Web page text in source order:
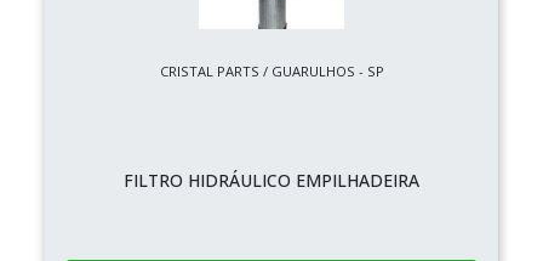
CRISTAL PARTS / GUARULHOS - SP
FILTRO HIDRÁULICO EMPILHADEIRA